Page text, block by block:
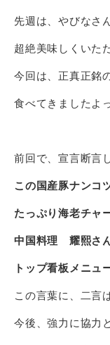
先週は、やびなさ
超絶美味しくいた
今回は、正真正銘
食べてきましたよ
前回で、宣言断言
この国産豚ナンコ
たっぷり海老チャ
中国料理 耀熙さん
トップ看板メニュ
この言葉に、二言
今後、強力に協力